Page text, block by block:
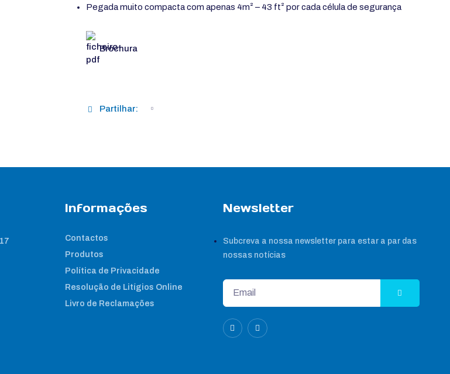
Pegada muito compacta com apenas 4m² – 43 ft² por cada célula de segurança
Brochura
Partilhar:
Informações
Contactos
Produtos
Política de Privacidade
Resolução de Litígios Online
Livro de Reclamações
Newsletter
Subcreva a nossa newsletter para estar a par das
nossas notícias